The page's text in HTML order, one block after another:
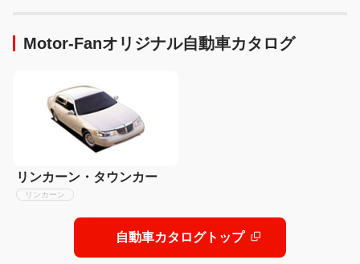
Motor-Fanオリジナル自動車カタログ
リンカーン・タウンカー
リンカーン
自動車カタログトップ